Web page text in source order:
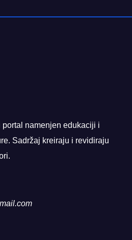
namenjen edukaciji i
Sadržaj kreiraju i revidiraju